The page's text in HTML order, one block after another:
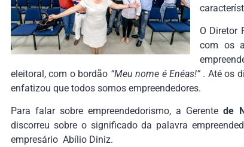
O Diretor
com os
eleitoral, com o bordão “Meu nome é Enéas!” . Até os
enfatizou que todos somos empreendedores.
Para falar sobre empreendedorismo, a Gerentede
discorreu sobre o significado da palavra
empresário Abílio Diniz.